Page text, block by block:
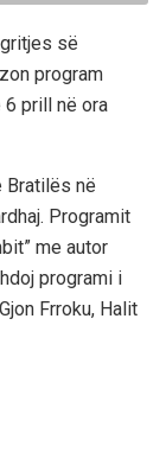
së
program
prill në ora
Bratilës në
Programit
me autor
programi i
Frroku, Halit